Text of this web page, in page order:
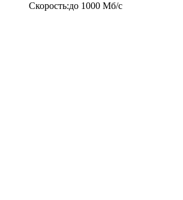
Скорость:до 1000 Мб/c